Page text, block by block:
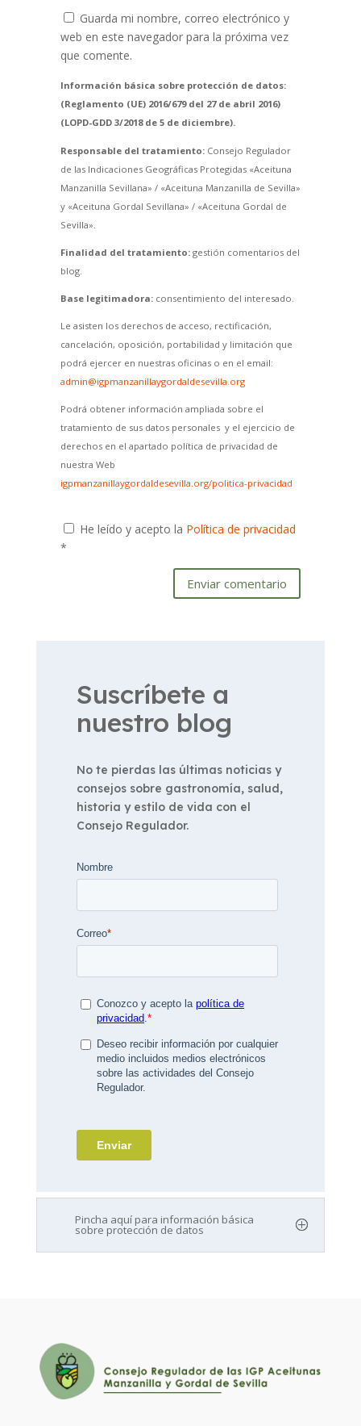
Guarda mi nombre, correo electrónico y
web en este navegador para la próxima vez
que comente.
Información básica sobre protección de datos:
(Reglamento (UE) 2016/679 del 27 de abril 2016)
(LOPD-GDD 3/2018 de 5 de diciembre).
Responsable del tratamiento:Consejo Regulador
de las Indicaciones Geográficas Protegidas «Aceituna
Manzanilla Sevillana» / «Aceituna Manzanilla de Sevilla»
y «Aceituna Gordal Sevillana» / «Aceituna Gordal de
Sevilla».
Finalidad del tratamiento:gestión comentarios del
blog.
Base legitimadora:consentimiento del interesado.
Le asisten los derechos de acceso, rectificación,
cancelación, oposición, portabilidad y limitación que
podrá ejercer en nuestras oficinas o en el email:
admin@igpmanzanillaygordaldesevilla.org
Podrá obtener información ampliada sobre el
tratamiento de sus datos personales y el ejercicio de
derechos en el apartado política de privacidad de
nuestra Web
igpmanzanillaygordaldesevilla.org/politica-privacidad
He leído y acepto la Política de privacidad
*
Enviar comentario
Suscríbete a
nuestro blog
No te pierdas las últimas noticias y
consejos sobre gastronomía, salud,
historia y estilo de vida con el
Consejo Regulador.
Pincha aquí para información básica
sobre protección de datos